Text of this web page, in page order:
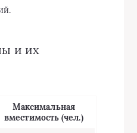
и их
Максимальная
вместимость (чел.)